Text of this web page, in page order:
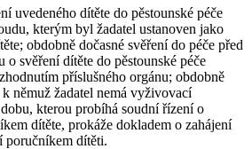
uvedeného dítěte do pěstounské péče
kterým byl žadatel ustanoven jako
obdobně dočasné svěření do péče před
o svěření dítěte do pěstounské péče
příslušného orgánu; obdobně
němuž žadatel nemá vyživovací
kterou probíhá soudní řízení o
dítěte, prokáže dokladem o zahájení
poručníkem dítěti.